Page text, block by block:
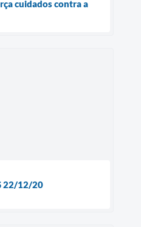
cuidados contra a
22/12/20